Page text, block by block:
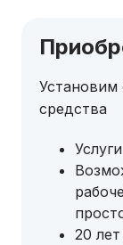
Установим
средства
20